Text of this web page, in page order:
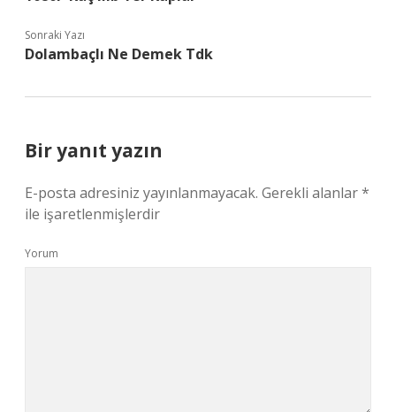
Sonraki Yazı
Dolambaçlı Ne Demek Tdk
Bir yanıt yazın
E-posta adresiniz yayınlanmayacak. Gerekli alanlar*
ile işaretlenmişlerdir
Yorum